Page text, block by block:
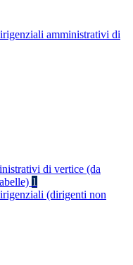
amministrativi di
di vertice (da
1
(dirigenti non